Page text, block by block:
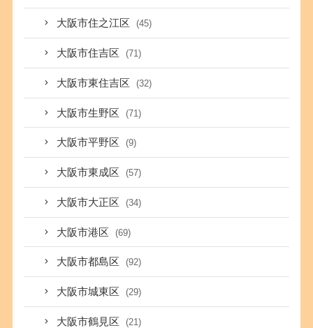
大阪市住之江区 (45)
大阪市住吉区 (71)
大阪市東住吉区 (32)
大阪市生野区 (71)
大阪市平野区 (9)
大阪市東成区 (57)
大阪市大正区 (34)
大阪市港区 (69)
大阪市都島区 (92)
大阪市城東区 (29)
大阪市鶴見区 (21)